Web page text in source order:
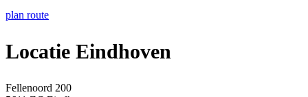
plan route
Locatie Eindhoven
Fellenoord 200